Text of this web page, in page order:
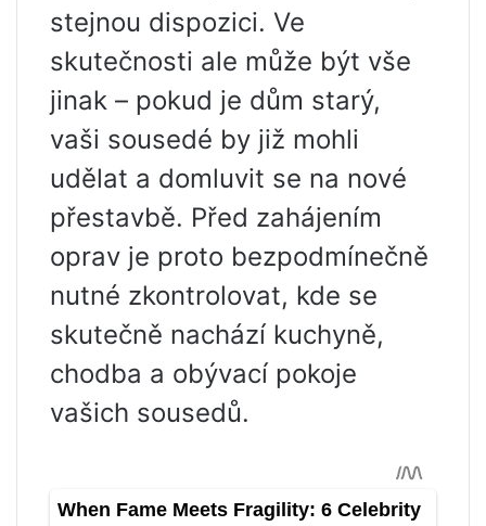
stejnou dispozici. Ve
skutečnosti ale může být vše
jinak – pokud je dům starý,
vaši sousedé by již mohli
udělat a domluvit se na nové
přestavbě. Před zahájením
oprav je proto bezpodmínečně
nutné zkontrolovat, kde se
skutečně nachází kuchyně,
chodba a obývací pokoje
vašich sousedů.